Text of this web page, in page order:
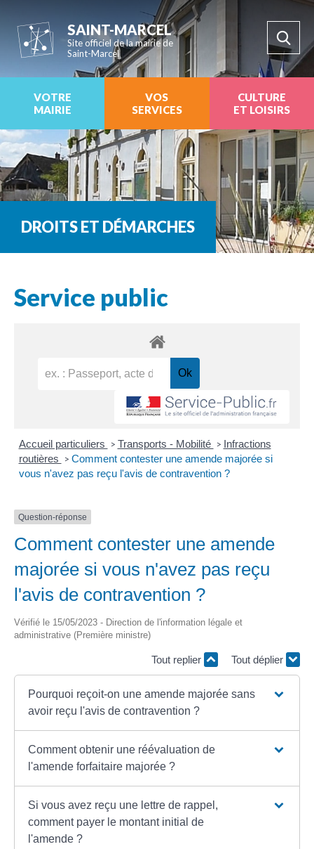
SAINT-MARCEL
Site officiel de la mairie de
Saint-Marcel
VOTRE
MAIRIE
VOS
SERVICES
CULTURE
ET LOISIRS
DROITS ET DÉMARCHES
Service public
Accueil particuliers > Transports - Mobilité > Infractions
routières
> Comment contester une amende majorée si
vous n'avez pas reçu l'avis de contravention ?
Question-réponse
Comment contester une amende
majorée si vous n'avez pas reçu
l'avis de contravention ?
Vérifié le 15/05/2023 - Direction de l'information légale et
administrative (Première ministre)
Tout replier Tout déplier
Pourquoi reçoit-on une amende majorée sans
avoir reçu l'avis de contravention ?
Comment obtenir une réévaluation de
l'amende forfaitaire majorée ?
Si vous avez reçu une lettre de rappel,
comment payer le montant initial de
l'amende ?